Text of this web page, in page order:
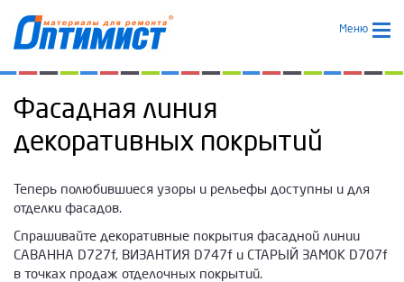
Меню
Фасадная линия
декоративных покрытий
Теперь полюбившиеся узоры и рельефы доступны и для
отделки фасадов.
Спрашивайте декоративные покрытия фасадной линии
САВАННА D727f, ВИЗАНТИЯ D747f и СТАРЫЙ ЗАМОК D707f
в точках продаж отделочных покрытий.